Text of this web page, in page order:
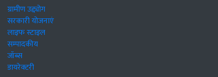
ग्रामीण उद्द्योग
सरकारी योजनाएं
लाइफ स्टाइल
सम्पादकीय
जॉब्स
डायरेक्टरी